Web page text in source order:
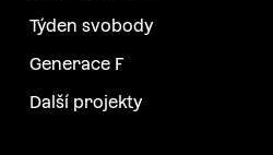
Týden svobody
Generace F
Další projekty